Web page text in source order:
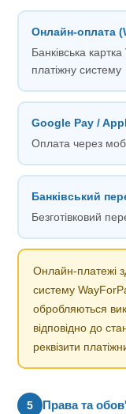
Онлайн-оплата
Банківська
платіжну систему
Google Pay /
Оплата через
Банківський
Безготівковий
Онлайн-платежі
систему
обробляються
відповідно до
реквізити
5 Права та